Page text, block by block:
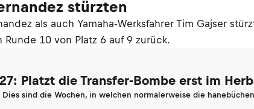
stürzten
als auch Yamaha-Werksfahrer Tim Gajser
Runde 10 von Platz 6 auf 9 zurück.
Platzt die Transfer-Bombe erst im
sind die Wochen, in welchen normalerweise die